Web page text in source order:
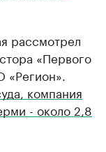
рассмотрел
«Первого
компания
- около 2,8